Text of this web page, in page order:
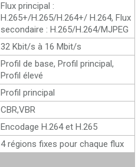
Flux principal :
H.265+/H.265/H.264+/ H.264, Flux
secondaire : H.265/H.264/MJPEG
32 Kbit/s à 16 Mbit/s
Profil de base, Profil principal,
Profil élevé
Profil principal
CBR,VBR
Encodage H.264 et H.265
4 régions fixes pour chaque flux